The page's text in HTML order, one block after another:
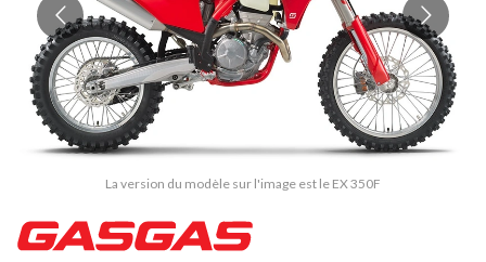
La version du modèle sur l'image est le EX 350F